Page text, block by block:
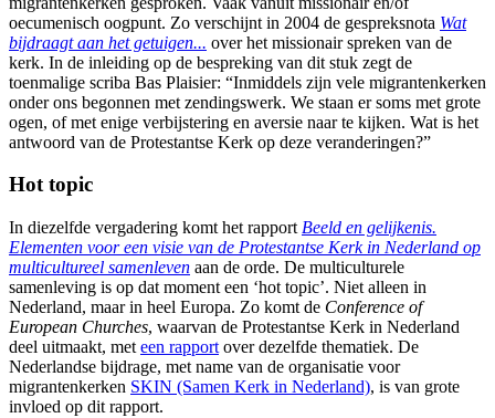
oecumenisch oogpunt. Zo verschijnt in 2004 de gespreksnota Wat
bijdraagt aan het getuigen... over het missionair spreken van de
kerk. In de inleiding op de bespreking van dit stuk zegt de
toenmalige scriba Bas Plaisier: “Inmiddels zijn vele migrantenkerken
onder ons begonnen met zendingswerk. We staan er soms met grote
ogen, of met enige verbijstering en aversie naar te kijken. Wat is het
antwoord van de Protestantse Kerk op deze veranderingen?”
Hot topic
In diezelfde vergadering komt het rapport Beeld en gelijkenis.
Elementen voor een visie van de Protestantse Kerk in Nederland op
multicultureel samenleven aan de orde. De multiculturele
samenleving is op dat moment een ‘hot topic’. Niet alleen in
Nederland, maar in heel Europa. Zo komt de Conference of
European Churches, waarvan de Protestantse Kerk in Nederland
deel uitmaakt, met een rapport over dezelfde thematiek. De
Nederlandse bijdrage, met name van de organisatie voor
migrantenkerken SKIN (Samen Kerk in Nederland), is van grote
invloed op dit rapport.